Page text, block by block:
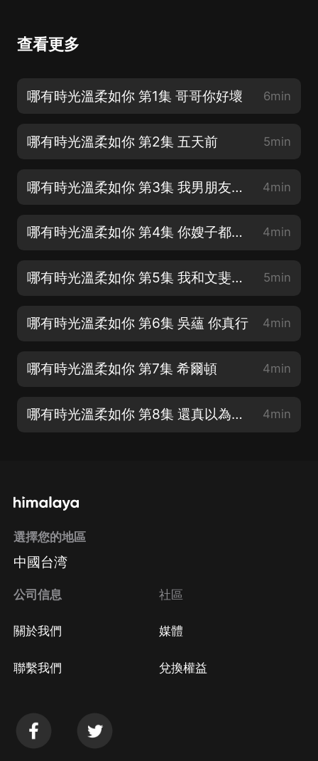
查看更多
哪有時光溫柔如你 第1集 哥哥你好壞 6min
哪有時光溫柔如你 第2集 五天前 5min
哪有時光溫柔如你 第3集 我男朋友送的 4min
哪有時光溫柔如你 第4集 你嫂子都聽見了 4min
哪有時光溫柔如你 第5集 我和文斐是清白的 5min
哪有時光溫柔如你 第6集 吳蘊 你真行 4min
哪有時光溫柔如你 第7集 希爾頓 4min
哪有時光溫柔如你 第8集 還真以為我喝醉了 4min
選擇您的地區
中國台湾
公司信息
關於我們
聯繫我們
社區
媒體
兌換權益